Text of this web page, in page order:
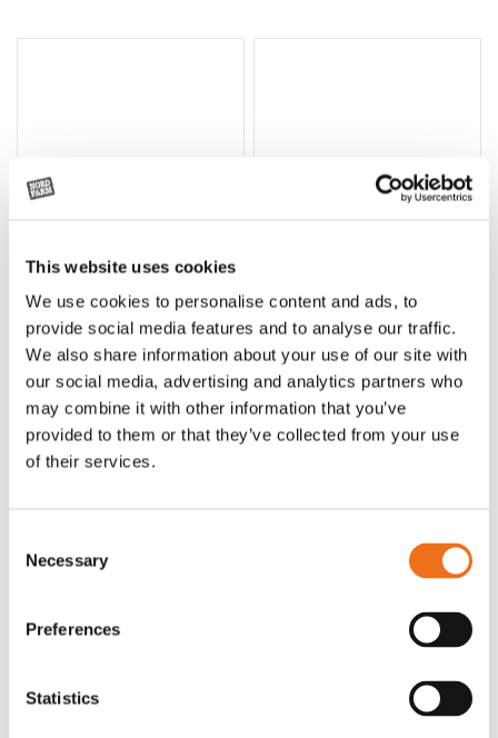
This website uses cookies
We use cookies to personalise content and ads, to
provide social media features and to analyse our traffic.
We also share information about your use of our site with
our social media, advertising and analytics partners who
may combine it with other information that you’ve
provided to them or that they’ve collected from your use
of their services.
Selection
Necessary
Preferences
Statistics
Lägg till i varukorg
Rotor, komplett med slagor
OR80013456G
(ex. moms)
Grön truckknapp
A00220
kr (ex. moms)
Lägg till i varukorg
Rotor teeth 8t/6k 7.5Gr/8 R6/14 Rotor teeth 8t/6k 0Gr/8 R6/14